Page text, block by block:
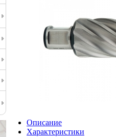
Описание
Характеристики